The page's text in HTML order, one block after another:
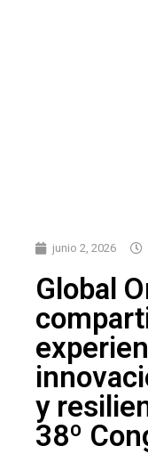
junio 2, 2026
Global
y
38º